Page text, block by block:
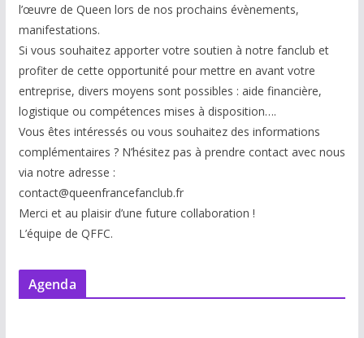
l’œuvre de Queen lors de nos prochains évènements,
manifestations.
Si vous souhaitez apporter votre soutien à notre fanclub et
profiter de cette opportunité pour mettre en avant votre
entreprise, divers moyens sont possibles : aide financière,
logistique ou compétences mises à disposition….
Vous êtes intéressés ou vous souhaitez des informations
complémentaires ? N’hésitez pas à prendre contact avec nous
via notre adresse :
contact@queenfrancefanclub.fr
Merci et au plaisir d’une future collaboration !
L’équipe de QFFC.
Agenda